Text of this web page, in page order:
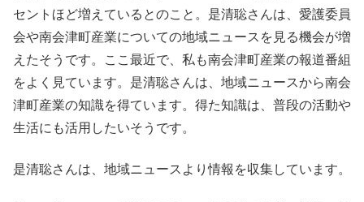
セントほど増えているとのこと。是清聡さんは、愛護委員
会や南会津町産業についての地域ニュースを見る機会が増
えたそうです。ここ最近で、私も南会津町産業の報道番組
をよく見ています。是清聡さんは、地域ニュースから南会
津町産業の知識を得ています。得た知識は、普段の活動や
生活にも活用したいそうです。
是清聡さんは、地域ニュースより情報を収集しています。